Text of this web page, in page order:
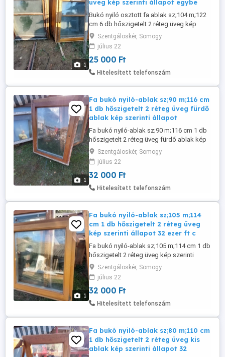
1
üveg kép szerinti állapot egybe
Bukó nyiló osztott fa ablak sz;104 m;122
cm 6 db hőszigetelt 2 réteg üveg kép
szerinti állapot egyben ha viszed 25 ezer
ft db csere is érdekel.
Szentgáloskér, Somogy
július 22
25 000 Ft
Hitelesített telefonszám
1
Fa bukó nyiló-ablak sz;90 m;116 cm
1 db hőszigetelt 2 réteg üveg fürdő
ablak kép szerinti állapot
Fa bukó nyiló-ablak sz;90 m;116 cm 1 db
hőszigetelt 2 réteg üveg fürdő ablak kép
szerinti állapot 32 ezer ft csere is érdekel.
Szentgáloskér, Somogy
július 22
32 000 Ft
Hitelesített telefonszám
1
Fa bukó nyiló-ablak sz;105 m;114
cm 1 db hőszigetelt 2 réteg üveg
kép szerinti állapot 32 ezer ft c
Fa bukó nyiló-ablak sz;105 m;114 cm 1 db
hőszigetelt 2 réteg üveg kép szerinti
állapot 32 ezer ft csere is érdekel.
Szentgáloskér, Somogy
július 22
32 000 Ft
Hitelesített telefonszám
Fa bukó nyiló-ablak sz;80 m;110 cm
1 db hőszigetelt 2 réteg üveg kis
ablak kép szerinti állapot 32